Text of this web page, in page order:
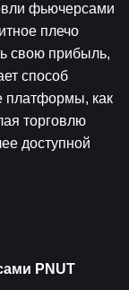
фьючерсами
плечо
свою прибыль,
способ
платформы, как
торговлю
доступной
PNUT